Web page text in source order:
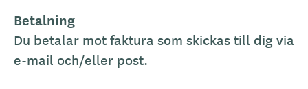
Betalning
Du betalar mot faktura som skickas till dig via
e-mail och/eller post.